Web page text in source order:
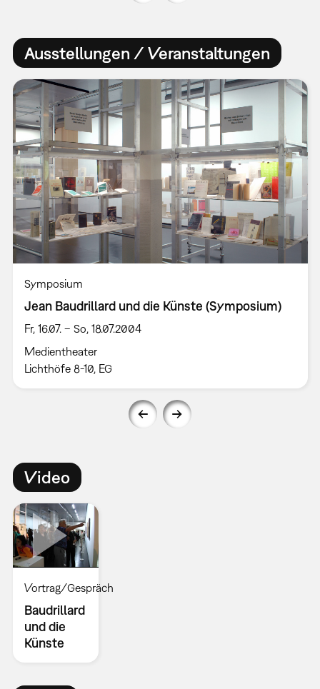
Ausstellungen / Veranstaltungen
Symposium
Jean Baudrillard und die Künste (Symposium)
Fr, 16.07. – So, 18.07.2004
Medientheater
Lichthöfe 8-10, EG
Video
Vortrag/Gespräch
Baudrillard
und die
Künste